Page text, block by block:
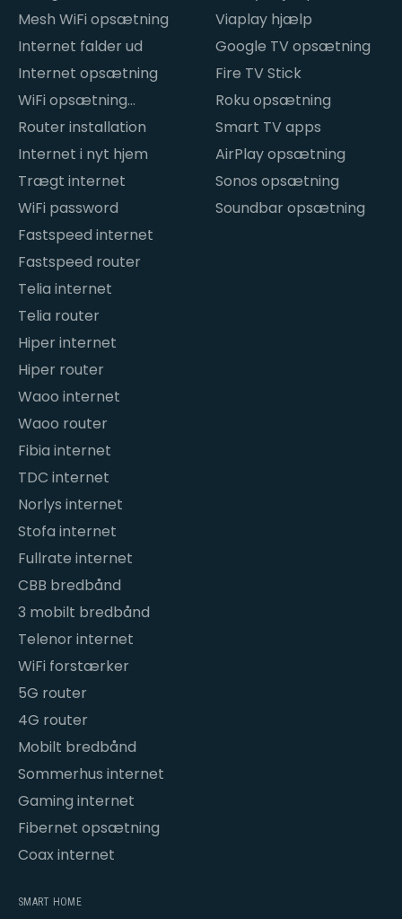
Mesh WiFi opsætning
Internet falder ud
Internet opsætning
WiFi opsætning
hjemme
Router installation
Internet i nyt hjem
Trægt internet
WiFi password
Fastspeed internet
Fastspeed router
Telia internet
Telia router
Hiper internet
Hiper router
Waoo internet
Waoo router
Fibia internet
TDC internet
Norlys internet
Stofa internet
Fullrate internet
CBB bredbånd
3 mobilt bredbånd
Telenor internet
WiFi forstærker
5G router
4G router
Mobilt bredbånd
Sommerhus internet
Gaming internet
Fibernet opsætning
Coax internet
Viaplay hjælp
Google TV opsætning
Fire TV Stick
Roku opsætning
Smart TV apps
AirPlay opsætning
Sonos opsætning
Soundbar opsætning
SMART HOME